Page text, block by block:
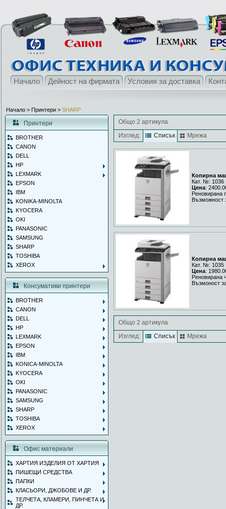
Начало Дейност на фирмата Условия за доставка
Начало > Принтери > SHARP
Принтери
BROTHER
CANON
DELL
HP
LEXMARK
EPSON
IBM
KONIKA-MINOLTA
KYOCERA
OKI
PANASONIC
SAMSUNG
SHARP
TOSHIBA
XEROX
Консумативи принтери
BROTHER
CANON
DELL
HP
LEXMARK
EPSON
IBM
KONICA-MINOLTA
KYOCERA
OKI
PANASONIC
SAMSUNG
SHARP
TOSHIBA
XEROX
Офис материали
ХАРТИЯ ИЗДЕЛИЯ ОТ ХАРТИЯ
ПИШЕЩИ СРЕДСТВА
ПАПКИ
КЛАСЬОРИ, ДЖОБОВЕ И ДР.
ТЕЛЧЕТА, КЛАМЕРИ, ПИНЧЕТА И
ДР.
Общо 2 артикула
Изглед:
Списък Мрежа
Копирна
Кат. №: 1036
Цена:
Реновирана
Възможност
Копирна
Кат. №: 1035
Цена:
Реновирана
Възмоност
Общо 2 артикула
Изглед:
Списък Мрежа